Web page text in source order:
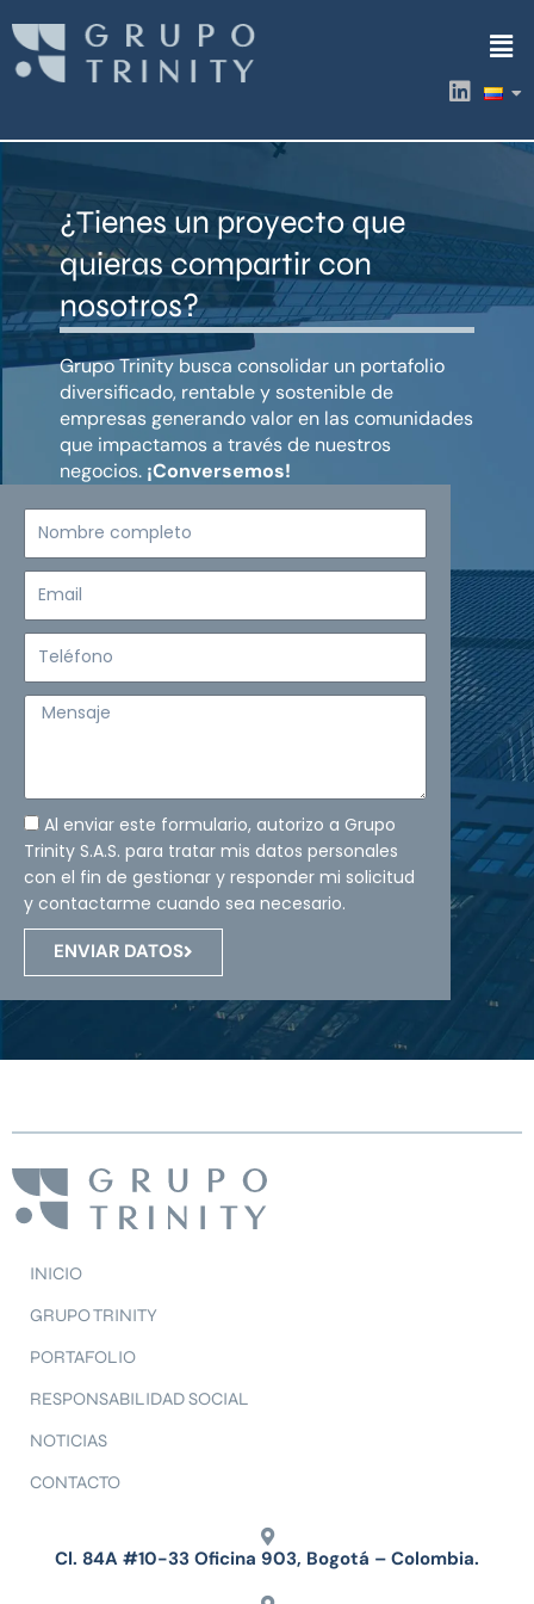
contenido
L
i
k
i
¿Tienes un proyecto que
quieras compartir con
nosotros?
Grupo Trinity busca consolidar un portafolio
diversificado, rentable y sostenible de
empresas generando valor en las comunidades
que impactamos a través de nuestros
negocios. ¡Conversemos!
Mensaje
Al enviar este formulario, autorizo a Grupo
Trinity S.A.S. para tratar mis datos personales
con el fin de gestionar y responder mi solicitud
y contactarme cuando sea necesario.
ENVIAR DATOS
INICIO
GRUPO TRINITY
PORTAFOLIO
RESPONSABILIDAD SOCIAL
NOTICIAS
CONTACTO
Cl. 84A #10-33 Oficina 903, Bogotá – Colombia.